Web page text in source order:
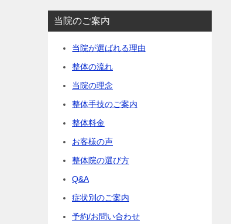
当院のご案内
当院が選ばれる理由
整体の流れ
当院の理念
整体手技のご案内
整体料金
お客様の声
整体院の選び方
Q&A
症状別のご案内
予約/お問い合わせ